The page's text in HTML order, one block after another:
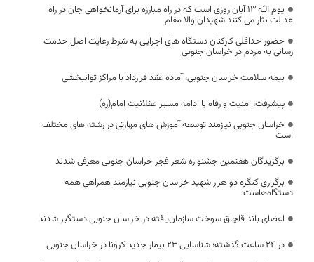
یوم الله 13 آبان روزی است که در راه مبارزه برای آرمانخواهی جان در راه
عدالت نثار می کنند شهیدان والا مقام
حضور حداقلی کارکنان دستگاه های اجرایی به شرط رعایت اصل خدمت
رسانی به مردم در خراسان جنوبی
بیمه سلامت خراسان جنوبی، آماده عقد قرارداد با مراکز توانبخشی
پیشرفت، امنیت و رفاه با ادامه مسیر عقلانیت امام(ره)
خراسان جنوبی نیازمند توسعه آموزش های مهارتی در رشته های مختلف
است
برگزیدگان هفتمین جشنواره شعر فجر خراسان جنوبی معرفی شدند
برگزاری کنگره دو هزار شهید خراسان جنوبی نیازمند همراهی همه
دستگاه‌هاست
اعضای باند قاچاق سوخت سازمان‌یافته در خراسان جنوبی دستگیر شدند
در 24 ساعت گذشته؛ شناسایی 23 بیمار جدید کرونا در خراسان جنوبی